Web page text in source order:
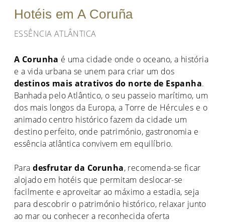
Hotéis em A Coruña
ESSÊNCIA ATLÂNTICA
A Corunha é uma cidade onde o oceano, a história
e a vida urbana se unem para criar um dos
destinos mais atrativos do norte de Espanha.
Banhada pelo Atlântico, o seu passeio marítimo, um
dos mais longos da Europa, a Torre de Hércules e o
animado centro histórico fazem da cidade um
destino perfeito, onde património, gastronomia e
essência atlântica convivem em equilíbrio.
Paradesfrutar da Corunha, recomenda-se ficar
alojado em hotéis que permitam deslocar-se
facilmente e aproveitar ao máximo a estadia, seja
para descobrir o património histórico, relaxar junto
ao mar ou conhecer a reconhecida oferta